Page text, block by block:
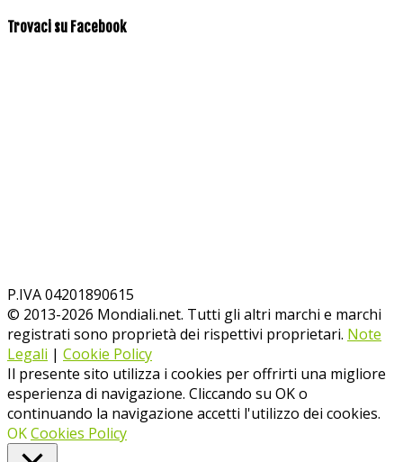
Trovaci su Facebook
P.IVA 04201890615
© 2013-2026 Mondiali.net. Tutti gli altri marchi e marchi
registrati sono proprietà dei rispettivi proprietari. Note
Legali | Cookie Policy
Il presente sito utilizza i cookies per offrirti una migliore
esperienza di navigazione. Cliccando su OK o
continuando la navigazione accetti l'utilizzo dei cookies.
OKCookies Policy